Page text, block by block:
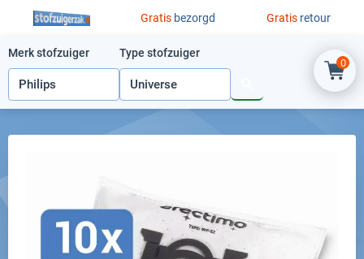
Ga naar de inhoud
Gratis bezorgd Gratisretour
0
Merk stofzuiger Type stofzuiger